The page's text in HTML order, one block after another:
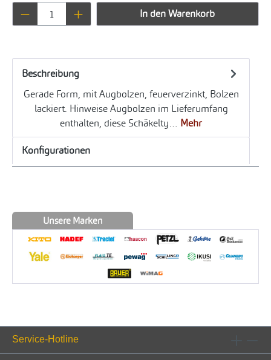
Produkt Anzahl: Gib den gewünschten
In den Warenkorb
Beschreibung
Gerade Form, mit Augbolzen, feuerverzinkt, Bolzen
lackiert. Hinweise Augbolzen im Lieferumfang
enthalten, diese Schäkelty… Mehr
Konfigurationen
Unsere Marken
Service-Hotline